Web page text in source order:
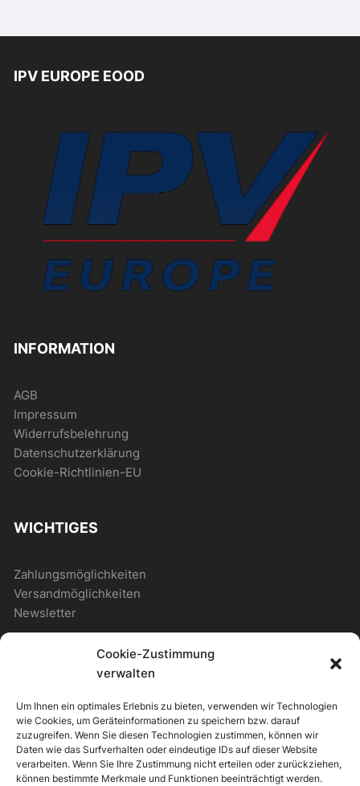
Cookie-Zustimmung
verwalten
Um Ihnen ein optimales Erlebnis zu bieten, verwenden wir Technologien
wie Cookies, um Geräteinformationen zu speichern bzw. darauf
zuzugreifen. Wenn Sie diesen Technologien zustimmen, können wir
Daten wie das Surfverhalten oder eindeutige IDs auf dieser Website
verarbeiten. Wenn Sie Ihre Zustimmung nicht erteilen oder zurückziehen,
können bestimmte Merkmale und Funktionen beeinträchtigt werden.
IPV EUROPE EOOD
INFORMATION
AGB
Impressum
Widerrufsbelehrung
Datenschutzerklärung
Cookie-Richtlinien-EU
WICHTIGES
Zahlungsmöglichkeiten
Versandmöglichkeiten
Newsletter
Photostore
Photostore – Musterseite
Musterseite mit Shop